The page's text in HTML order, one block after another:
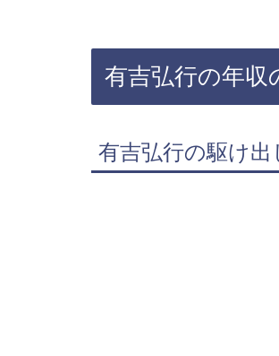
有吉弘行の年収
有吉弘行の駆け出